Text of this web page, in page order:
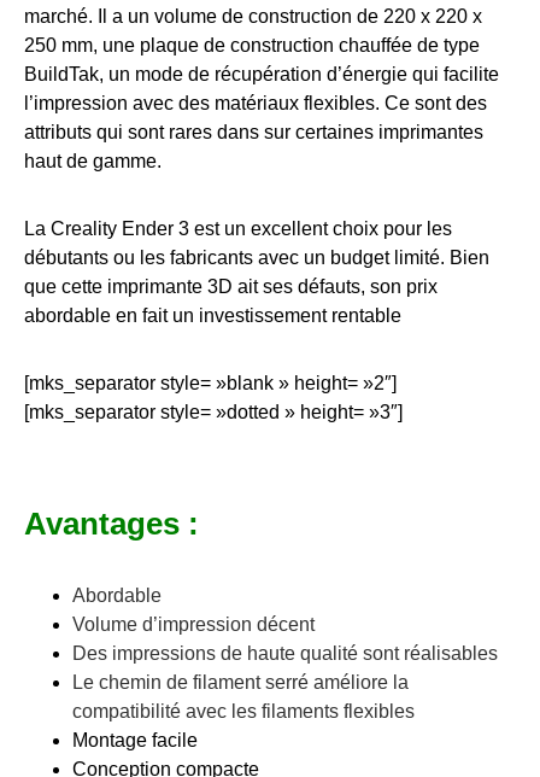
marché. Il a un volume de construction de 220 x 220 x
250 mm, une plaque de construction chauffée de type
BuildTak, un mode de récupération d’énergie qui facilite
l’impression avec des matériaux flexibles. Ce sont des
attributs qui sont rares dans sur certaines imprimantes
haut de gamme.
La Creality Ender 3 est un excellent choix pour les
débutants ou les fabricants avec un budget limité. Bien
que cette imprimante 3D ait ses défauts, son prix
abordable en fait un investissement rentable
[mks_separator style= »blank » height= »2″]
[mks_separator style= »dotted » height= »3″]
Avantages :
Abordable
Volume d’impression décent
Des impressions de haute qualité sont réalisables
Le chemin de filament serré améliore la
compatibilité avec les filaments flexibles
Montage facile
Conception compacte